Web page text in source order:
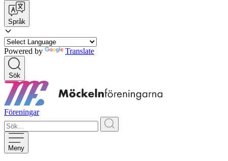
Språk
Powered by Translate
Sök
Föreningar
Meny